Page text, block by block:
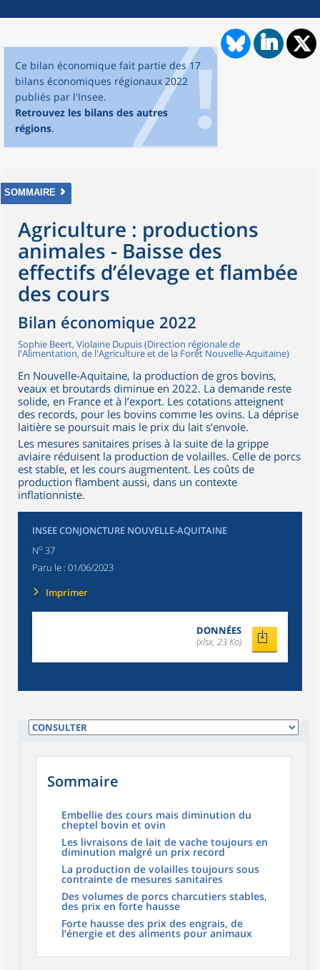
Ce bilan économique fait partie des 17
bilans économiques régionaux 2022
publiés par l'Insee.
Retrouvez les bilans des autres
régions.
SOMMAIRE
Agriculture : productions
animales - Baisse des
effectifs d’élevage et flambée
des cours
Bilan économique 2022
Sophie Beert, Violaine Dupuis (Direction régionale de
l'Alimentation, de l'Agriculture et de la Forêt Nouvelle-Aquitaine)
En Nouvelle-Aquitaine, la production de gros bovins,
veaux et broutards diminue en 2022. La demande reste
solide, en France et à l’export. Les cotations atteignent
des records, pour les bovins comme les ovins. La déprise
laitière se poursuit mais le prix du lait s’envole.
Les mesures sanitaires prises à la suite de la grippe
aviaire réduisent la production de volailles. Celle de porcs
est stable, et les cours augmentent. Les coûts de
production flambent aussi, dans un contexte
inflationniste.
INSEE CONJONCTURE NOUVELLE-AQUITAINE
No 37
Paru le : 01/06/2023
Imprimer
DONNÉES
(xlsx, 23 Ko)
Sommaire
Embellie des cours mais diminution du
cheptel bovin et ovin
Les livraisons de lait de vache toujours en
diminution malgré un prix record
La production de volailles toujours sous
contrainte de mesures sanitaires
Des volumes de porcs charcutiers stables,
des prix en forte hausse
Forte hausse des prix des engrais, de
l’énergie et des aliments pour animaux